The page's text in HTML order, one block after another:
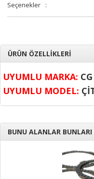
Seçenekler :
ÜRÜN ÖZELLİKLERİ
UYUMLU MARKA: CG
UYUMLU MODEL:
BUNU ALANLAR